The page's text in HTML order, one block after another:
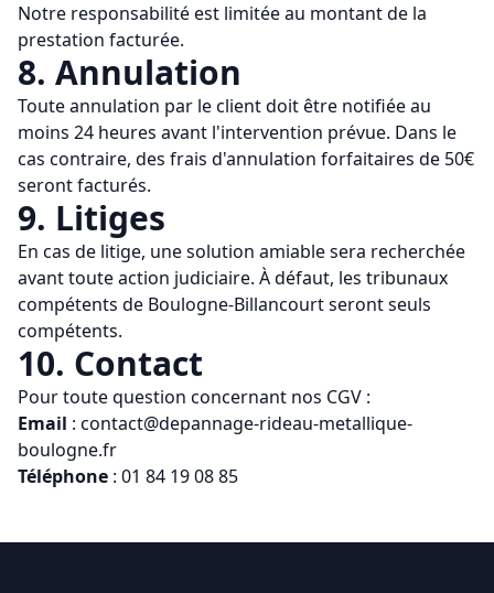
Notre responsabilité est limitée au montant de la
prestation facturée.
8. Annulation
Toute annulation par le client doit être notifiée au
moins 24 heures avant l'intervention prévue. Dans le
cas contraire, des frais d'annulation forfaitaires de 50€
seront facturés.
9. Litiges
En cas de litige, une solution amiable sera recherchée
avant toute action judiciaire. À défaut, les tribunaux
compétents de Boulogne-Billancourtseront seuls
compétents.
10. Contact
Pour toute question concernant nos CGV :
Email : contact@depannage-rideau-metallique-
boulogne.fr
Téléphone : 01 84 19 08 85